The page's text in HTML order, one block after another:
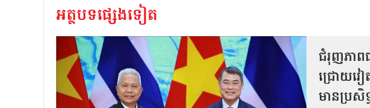
អត្ថបទផ្សេងទៀត
ជំរុញភាព
ជ្រោយវៀ
មានប្រសិ